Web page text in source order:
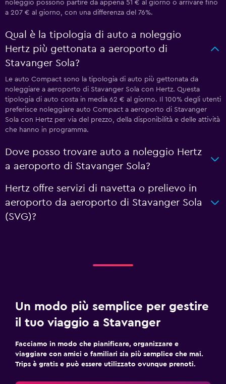
noleggio possono partire da appena 51 € al giorno o arrivare fino
a 207 € al giorno, con una differenza del 76%.
Qual è la tipologia di auto a noleggio
Hertz più gettonata a aeroporto di
Stavanger Sola?
Le auto Compact sono la tipologia di auto più gettonata da
noleggiare a aeroporto di Stavanger Sola con Hertz. Questa
tipologia di auto costa in media 62 € al giorno. Il 100% degli utenti
preferisce noleggiare auto Compact a aeroporto di Stavanger
Sola con Hertz per via del prezzo, della disponibilità e delle attività
che hanno in programma.
Dove posso trovare auto a noleggio Hertz
a aeroporto di Stavanger Sola?
Hertz offre servizi di navetta o prelievo in
aeroporto da aeroporto di Stavanger Sola
(SVG)?
Un modo più semplice per gestire
il tuo viaggio a Stavanger
Facciamo in modo che pianificare, organizzare e
viaggiare con amici o familiari sia più semplice che mai.
Trips è gratis e può essere utilizzato ovunque prenoti.